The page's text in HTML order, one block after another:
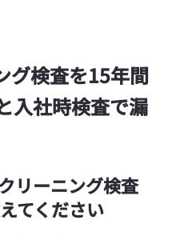
グ検査を15年間
入社時検査で漏
リーニング検査
てください